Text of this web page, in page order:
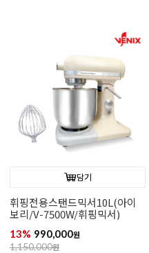
담기
휘핑전용스탠드믹서10L(아이
보리/V-7500W/휘핑믹서)
13% 990,000원
1,150,000원